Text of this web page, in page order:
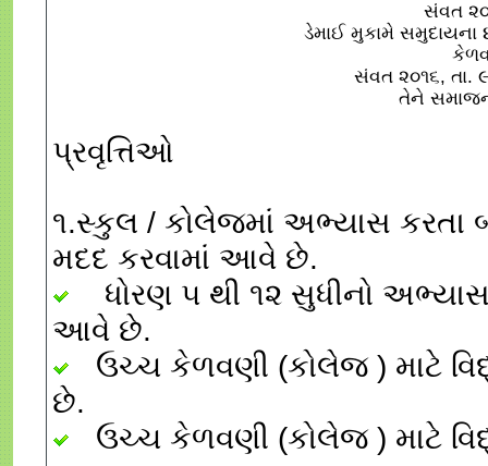
સંવત
ડેમાઈ મુકામે સમુદાયના
સંવત ૨૦૧૬, તા.
તેને
પ્રવૃત્તિઓ
૧.સ્કુલ / કોલેજમાં અભ્યાસ કરતા
મદદ કરવામાં આવે છે.
ધોરણ ૫ થી ૧૨ સુધીનો અભ્યાસ
આવે છે.
ઉચ્ચ કેળવણી (કોલેજ ) માટે
છે.
ઉચ્ચ કેળવણી (કોલેજ ) માટે